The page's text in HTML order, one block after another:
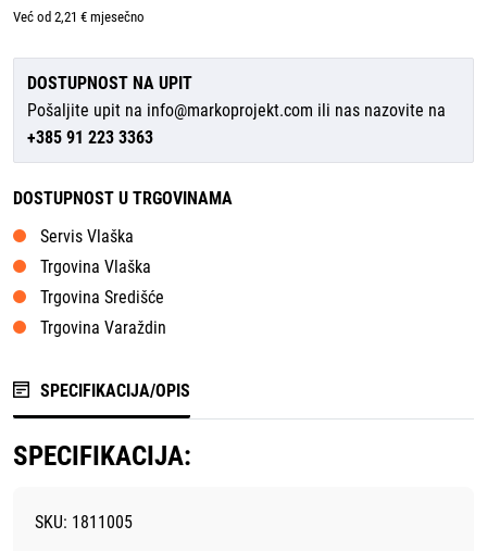
Već od 2,21 € mjesečno
DOSTUPNOST NA UPIT
Pošaljite upit na info@markoprojekt.com ili nas nazovite na
+385 91 223 3363
DOSTUPNOST U TRGOVINAMA
Servis Vlaška
Trgovina Vlaška
Trgovina Središće
Trgovina Varaždin
SPECIFIKACIJA/OPIS
SPECIFIKACIJA:
SKU: 1811005